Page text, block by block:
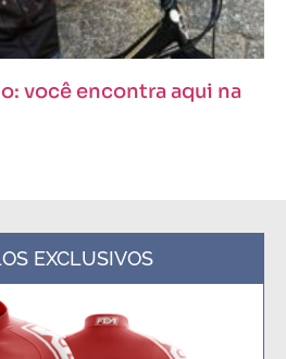
você encontra aqui na
EXCLUSIVOS